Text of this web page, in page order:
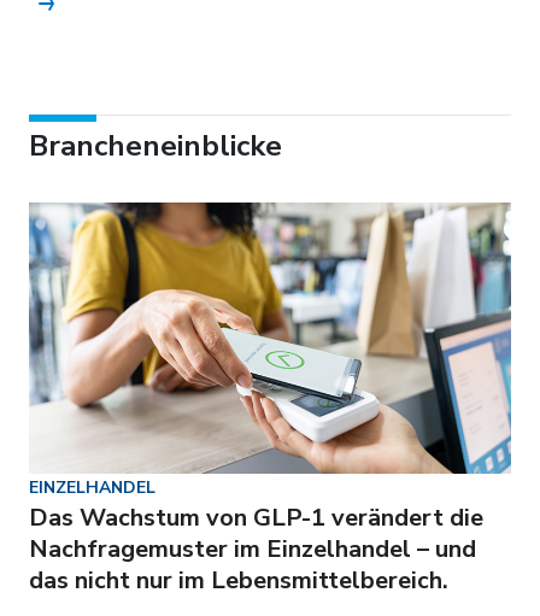
Brancheneinblicke
EINZELHANDEL
Das Wachstum von GLP-1 verändert die
Nachfragemuster im Einzelhandel – und
das nicht nur im Lebensmittelbereich.